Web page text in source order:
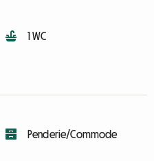
1 WC
Penderie/Commode